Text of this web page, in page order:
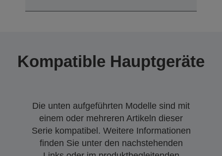
Kompatible Hauptgeräte
Die unten aufgeführten Modelle sind mit
einem oder mehreren Artikeln dieser
Serie kompatibel. Weitere Informationen
finden Sie unter den nachstehenden